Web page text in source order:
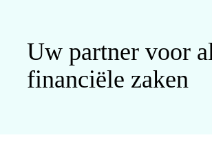
Uw partner voor
financiële zaken